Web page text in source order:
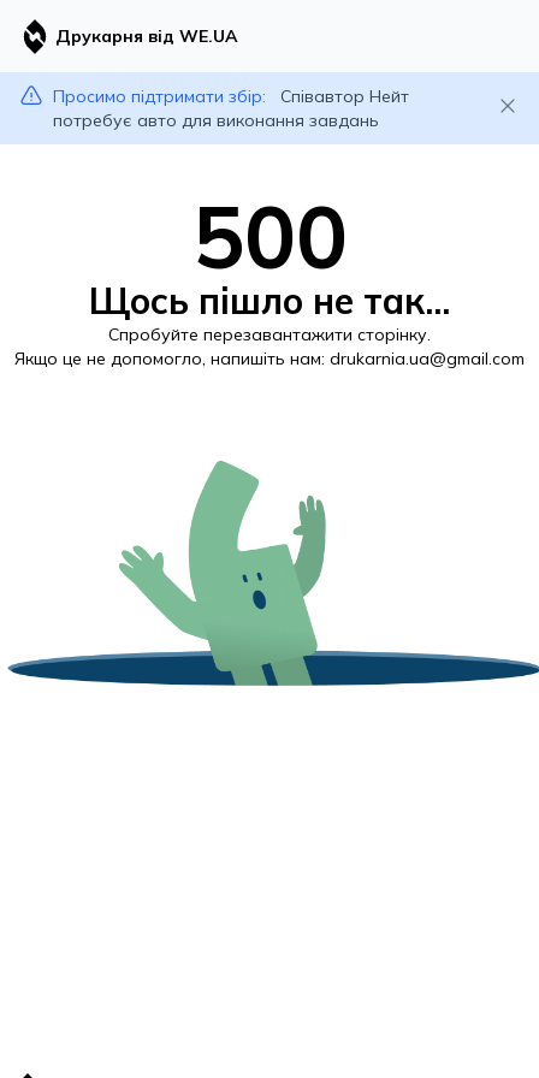
Друкарня від WE.UA
Просимо підтримати збір:
Співавтор Нейт
потребує авто для виконання завдань
500
Щось пішло не так...
Спробуйте перезавантажити сторінку.
Якщо це не допомогло, напишіть нам: drukarnia.ua@gmail.com